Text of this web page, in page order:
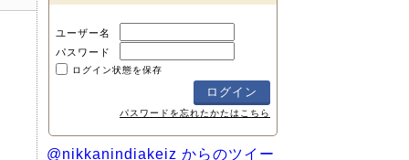
ユーザー名
パスワード
ログイン状態を保存
パスワードを忘れたかたはこちら
@nikkanindiakeiz からのツイー